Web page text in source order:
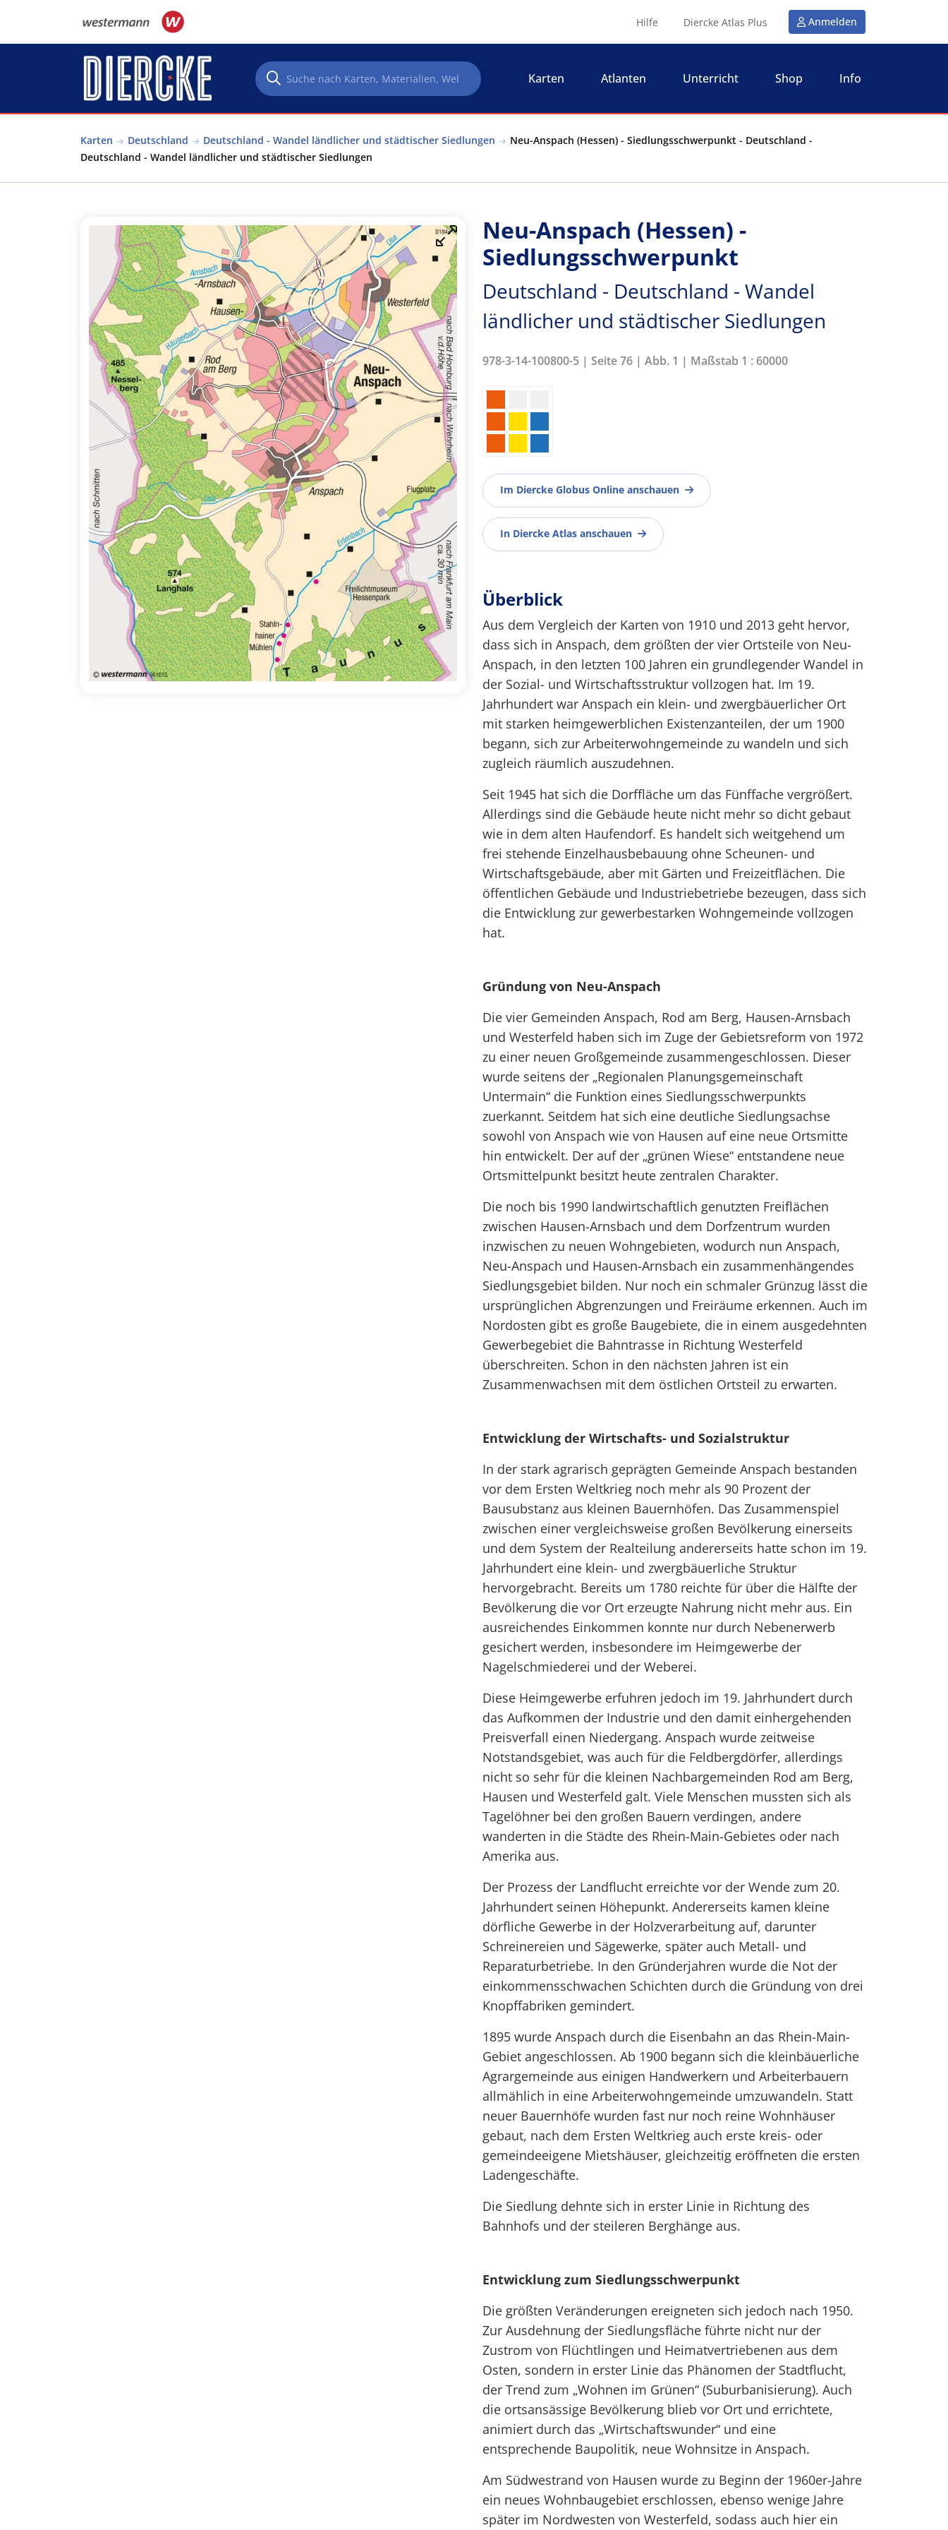
Hilfe Diercke Atlas Plus Anmelden
Karten Atlanten Unterricht Shop Info
Karten Deutschland Deutschland - Wandel ländlicher und städtischer Siedlungen
Neu-Anspach (Hessen) - Siedlungsschwerpunkt - Deutschland -
Deutschland - Wandel ländlicher und städtischer Siedlungen
Neu-Anspach (Hessen) -
Siedlungsschwerpunkt
Deutschland - Deutschland - Wandel
ländlicher und städtischer Siedlungen
978-3-14-100800-5 | Seite 76 | Abb. 1 | Maßstab 1 : 60000
Im Diercke Globus Online anschauen
In Diercke Atlas anschauen
Überblick
Aus dem Vergleich der Karten von 1910 und 2013 geht hervor,
dass sich in Anspach, dem größten der vier Ortsteile von Neu-
Anspach, in den letzten 100 Jahren ein grundlegender Wandel in
der Sozial- und Wirtschaftsstruktur vollzogen hat. Im 19.
Jahrhundert war Anspach ein klein- und zwergbäuerlicher Ort
mit starken heimgewerblichen Existenzanteilen, der um 1900
begann, sich zur Arbeiterwohngemeinde zu wandeln und sich
zugleich räumlich auszudehnen.
Seit 1945 hat sich die Dorffläche um das Fünffache vergrößert.
Allerdings sind die Gebäude heute nicht mehr so dicht gebaut
wie in dem alten Haufendorf. Es handelt sich weitgehend um
frei stehende Einzelhausbebauung ohne Scheunen- und
Wirtschaftsgebäude, aber mit Gärten und Freizeitflächen. Die
öffentlichen Gebäude und Industriebetriebe bezeugen, dass sich
die Entwicklung zur gewerbestarken Wohngemeinde vollzogen
hat.
Gründung von Neu-Anspach
Die vier Gemeinden Anspach, Rod am Berg, Hausen-Arnsbach
und Westerfeld haben sich im Zuge der Gebietsreform von 1972
zu einer neuen Großgemeinde zusammengeschlossen. Dieser
wurde seitens der „Regionalen Planungsgemeinschaft
Untermain“ die Funktion eines Siedlungsschwerpunkts
zuerkannt. Seitdem hat sich eine deutliche Siedlungsachse
sowohl von Anspach wie von Hausen auf eine neue Ortsmitte
hin entwickelt. Der auf der „grünen Wiese“ entstandene neue
Ortsmittelpunkt besitzt heute zentralen Charakter.
Die noch bis 1990 landwirtschaftlich genutzten Freiflächen
zwischen Hausen-Arnsbach und dem Dorfzentrum wurden
inzwischen zu neuen Wohngebieten, wodurch nun Anspach,
Neu-Anspach und Hausen-Arnsbach ein zusammenhängendes
Siedlungsgebiet bilden. Nur noch ein schmaler Grünzug lässt die
ursprünglichen Abgrenzungen und Freiräume erkennen. Auch im
Nordosten gibt es große Baugebiete, die in einem ausgedehnten
Gewerbegebiet die Bahntrasse in Richtung Westerfeld
überschreiten. Schon in den nächsten Jahren ist ein
Zusammenwachsen mit dem östlichen Ortsteil zu erwarten.
Entwicklung der Wirtschafts- und Sozialstruktur
In der stark agrarisch geprägten Gemeinde Anspach bestanden
vor dem Ersten Weltkrieg noch mehr als 90 Prozent der
Bausubstanz aus kleinen Bauernhöfen. Das Zusammenspiel
zwischen einer vergleichsweise großen Bevölkerung einerseits
und dem System der Realteilung andererseits hatte schon im 19.
Jahrhundert eine klein- und zwergbäuerliche Struktur
hervorgebracht. Bereits um 1780 reichte für über die Hälfte der
Bevölkerung die vor Ort erzeugte Nahrung nicht mehr aus. Ein
ausreichendes Einkommen konnte nur durch Nebenerwerb
gesichert werden, insbesondere im Heimgewerbe der
Nagelschmiederei und der Weberei.
Diese Heimgewerbe erfuhren jedoch im 19. Jahrhundert durch
das Aufkommen der Industrie und den damit einhergehenden
Preisverfall einen Niedergang. Anspach wurde zeitweise
Notstandsgebiet, was auch für die Feldbergdörfer, allerdings
nicht so sehr für die kleinen Nachbargemeinden Rod am Berg,
Hausen und Westerfeld galt. Viele Menschen mussten sich als
Tagelöhner bei den großen Bauern verdingen, andere
wanderten in die Städte des Rhein-Main-Gebietes oder nach
Amerika aus.
Der Prozess der Landflucht erreichte vor der Wende zum 20.
Jahrhundert seinen Höhepunkt. Andererseits kamen kleine
dörfliche Gewerbe in der Holzverarbeitung auf, darunter
Schreinereien und Sägewerke, später auch Metall- und
Reparaturbetriebe. In den Gründerjahren wurde die Not der
einkommensschwachen Schichten durch die Gründung von drei
Knopffabriken gemindert.
1895 wurde Anspach durch die Eisenbahn an das Rhein-Main-
Gebiet angeschlossen. Ab 1900 begann sich die kleinbäuerliche
Agrargemeinde aus einigen Handwerkern und Arbeiterbauern
allmählich in eine Arbeiterwohngemeinde umzuwandeln. Statt
neuer Bauernhöfe wurden fast nur noch reine Wohnhäuser
gebaut, nach dem Ersten Weltkrieg auch erste kreis- oder
gemeindeeigene Mietshäuser, gleichzeitig eröffneten die ersten
Ladengeschäfte.
Die Siedlung dehnte sich in erster Linie in Richtung des
Bahnhofs und der steileren Berghänge aus.
Entwicklung zum Siedlungsschwerpunkt
Die größten Veränderungen ereigneten sich jedoch nach 1950.
Zur Ausdehnung der Siedlungsfläche führte nicht nur der
Zustrom von Flüchtlingen und Heimatvertriebenen aus dem
Osten, sondern in erster Linie das Phänomen der Stadtflucht,
der Trend zum „Wohnen im Grünen“ (Suburbanisierung). Auch
die ortsansässige Bevölkerung blieb vor Ort und errichtete,
animiert durch das „Wirtschaftswunder“ und eine
entsprechende Baupolitik, neue Wohnsitze in Anspach.
Am Südwestrand von Hausen wurde zu Beginn der 1960er-Jahre
ein neues Wohnbaugebiet erschlossen, ebenso wenige Jahre
später im Nordwesten von Westerfeld, sodass auch hier ein